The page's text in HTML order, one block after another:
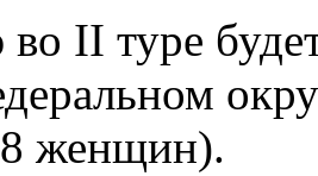
II туре
женщин).